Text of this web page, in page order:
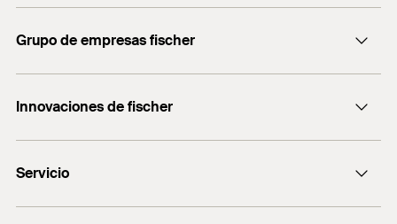
Recepcion@fischer.com.ar
+54 (11) 4721-7700
Grupo de empresas fischer
fischertechnik
Innovaciones de fischer
FBS II
MS Express
Servicio